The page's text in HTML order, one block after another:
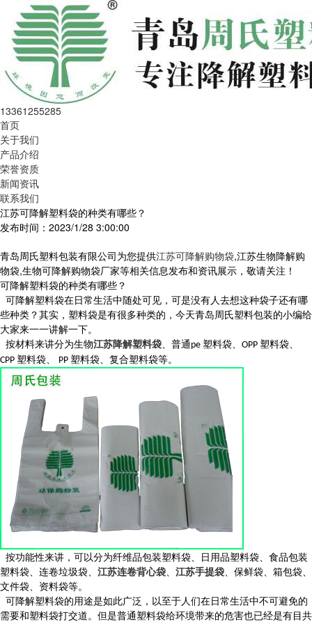
13361255285
首页
关于我们
产品介绍
荣誉资质
新闻资讯
联系我们
江苏可降解塑料袋的种类有哪些？
发布时间：2023/1/28 3:00:00
青岛周氏塑料包装有限公司为您提供江苏可降解购物袋,江苏生物降解购
物袋,生物可降解购物袋厂家等相关信息发布和资讯展示，敬请关注！
可降解塑料袋的种类有哪些？
可降解塑料袋在 日常生活中 随处可见 ，可是没有人去想这种袋子还有哪
些种类？其实，塑料袋是有很多种类的 ，今天青岛周氏塑料包装的小编给
大家来一一讲解一下。
按材料来讲分为生物江苏降解塑料袋、普通 pe 塑料袋、 OPP 塑料袋、
CPP 塑料袋、 PP 塑料袋、复合塑料袋等。
按功能性来讲，可以分为纤维品包装塑料袋、日用品塑料袋、食品包装
塑料袋、连卷垃圾袋、 江苏连卷背心袋、 江苏手提袋、保鲜袋、箱包袋、
文件袋、资料袋等。
可降解塑料袋的用途是如此广泛，以至于人们在日常生活中不可避免的
需要和塑料袋打交道。但是普通塑料袋给环境带来的危害也已经是有目共